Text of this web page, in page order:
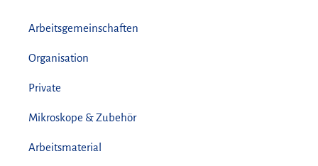
Arbeitsgemeinschaften
Organisation
Private
Mikroskope & Zubehör
Arbeitsmaterial